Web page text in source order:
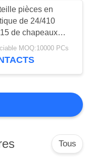
pièces en
de 24/410
de chapeaux
MOQ:10000 PCs
Tous